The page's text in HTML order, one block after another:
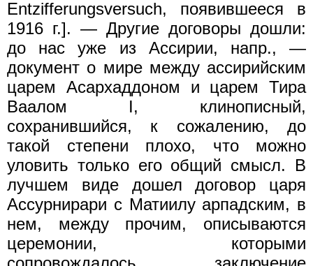
Entzifferungsversuch, появившееся в
1916 г.]. — Другие договоры дошли:
до нас уже из Ассирии, напр., —
документ о мире между ассирийским
царем Асархаддоном и царем Тира
Ваалом I, клинописный,
сохранившийся, к сожалению, до
такой степени плохо, что можно
уловить только его общий смысл. В
лучшем виде дошел договор царя
Ассурнирари с Матиилу арпадским, в
нем, между прочим, описываются
церемонии, которыми